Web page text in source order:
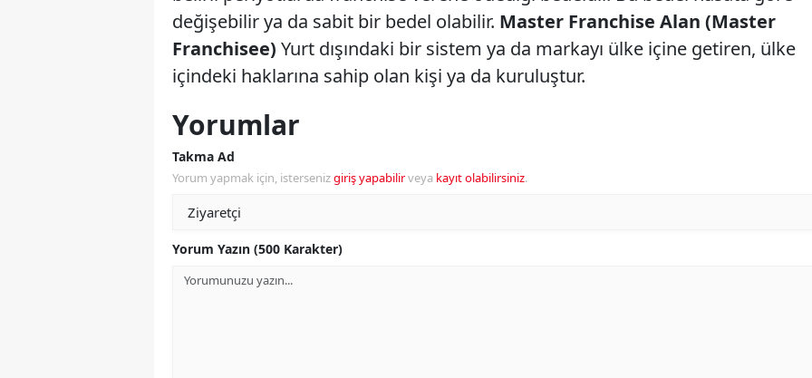
değişebilir ya da sabit bir bedel olabilir. Master Franchise Alan (Master
Franchisee) Yurt dışındaki bir sistem ya da markayı ülke içine getiren, ülke
içindeki haklarına sahip olan kişi ya da kuruluştur.
Yorumlar
Takma Ad
Yorum yapmak için, istersenizgiriş yapabilirveya kayıt olabilirsiniz.
Yorum Yazın (500 Karakter)